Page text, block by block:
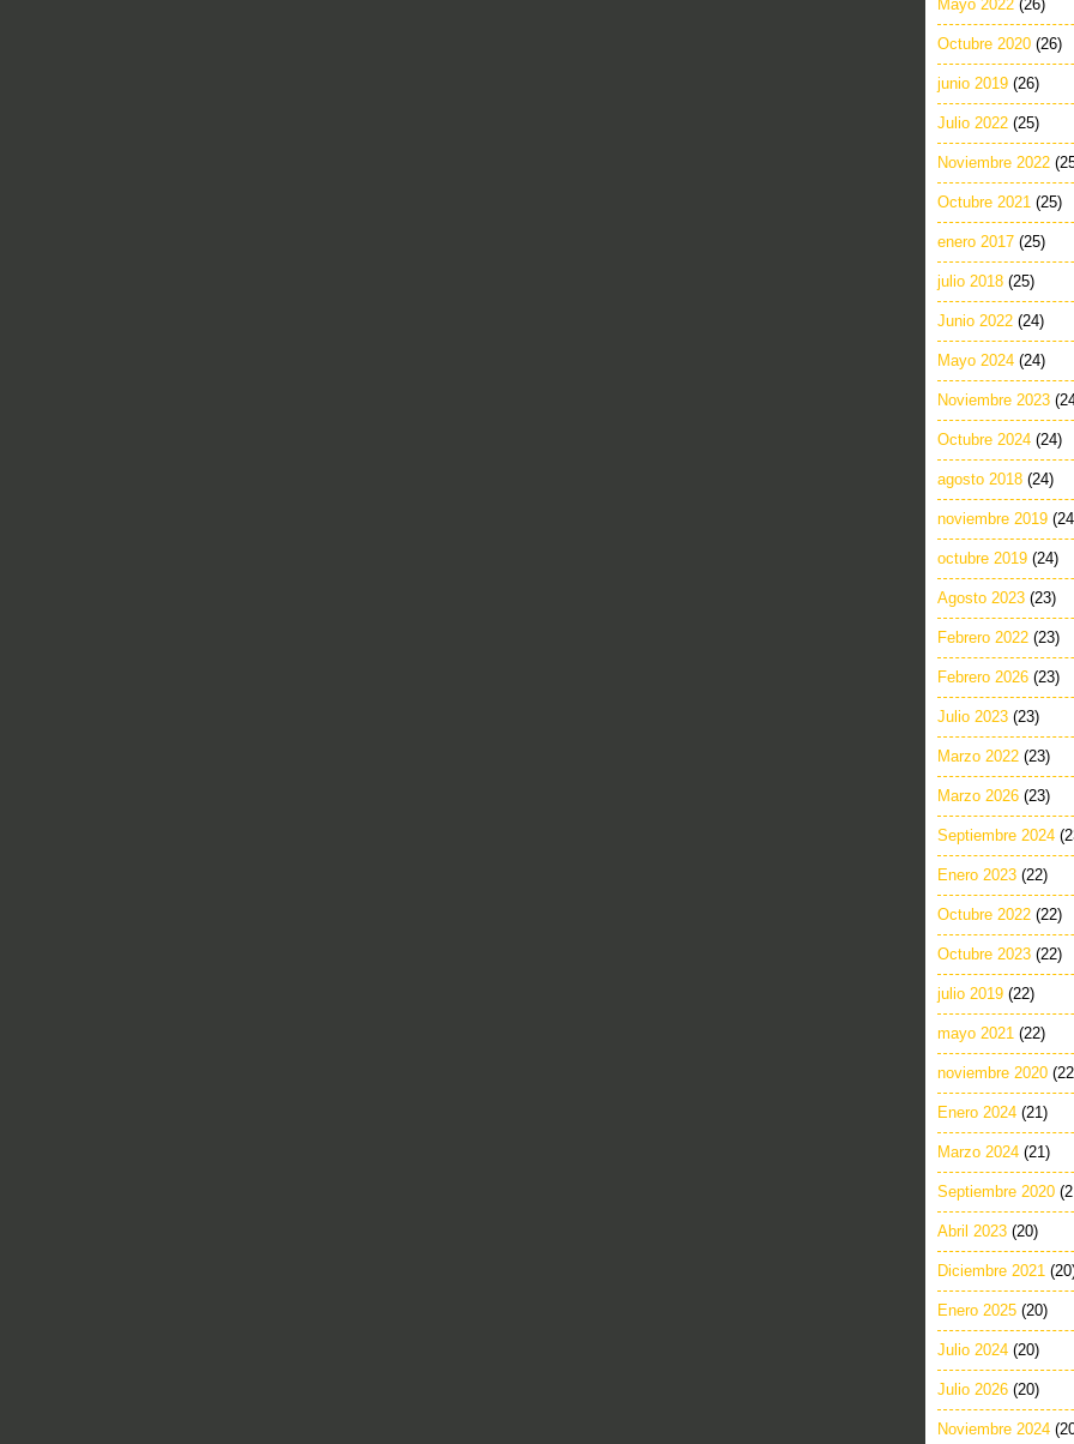
Mayo 2022 (26)
Octubre 2020 (26)
junio 2019 (26)
Julio 2022 (25)
Noviembre 2022
Octubre 2021 (25)
enero 2017 (25)
julio 2018 (25)
Junio 2022 (24)
Mayo 2024 (24)
Noviembre 2023
Octubre 2024 (24)
agosto 2018 (24)
noviembre 2019
octubre 2019 (24)
Agosto 2023 (23)
Febrero 2022 (23)
Febrero 2026 (23)
Julio 2023 (23)
Marzo 2022 (23)
Marzo 2026 (23)
Septiembre 2024
Enero 2023 (22)
Octubre 2022 (22)
Octubre 2023 (22)
julio 2019 (22)
mayo 2021 (22)
noviembre 2020
Enero 2024 (21)
Marzo 2024 (21)
Septiembre 2020
Abril 2023 (20)
Diciembre 2021
Enero 2025 (20)
Julio 2024 (20)
Julio 2026 (20)
Noviembre 2024